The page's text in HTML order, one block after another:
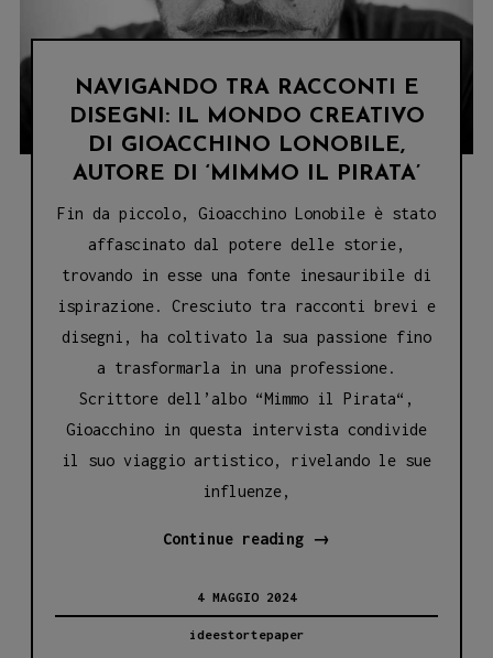
NAVIGANDO TRA RACCONTI E
DISEGNI: IL MONDO CREATIVO
DI GIOACCHINO LONOBILE,
AUTORE DI ‘MIMMO IL PIRATA’
Fin da piccolo, Gioacchino Lonobile è stato
affascinato dal potere delle storie,
trovando in esse una fonte inesauribile di
ispirazione. Cresciuto tra racconti brevi e
disegni, ha coltivato la sua passione fino
a trasformarla in una professione.
Scrittore dell’albo “Mimmo il Pirata“,
Gioacchino in questa intervista condivide
il suo viaggio artistico, rivelando le sue
influenze,
Continue reading Navigando
→
4 MAGGIO 2024
ideestortepaper